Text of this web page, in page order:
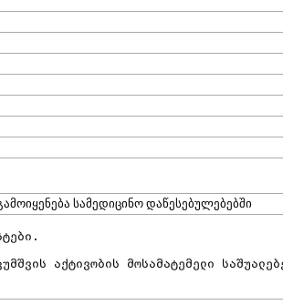
სამედიცინო დაწესებულებებში
აქტივობის მოსამატემელი